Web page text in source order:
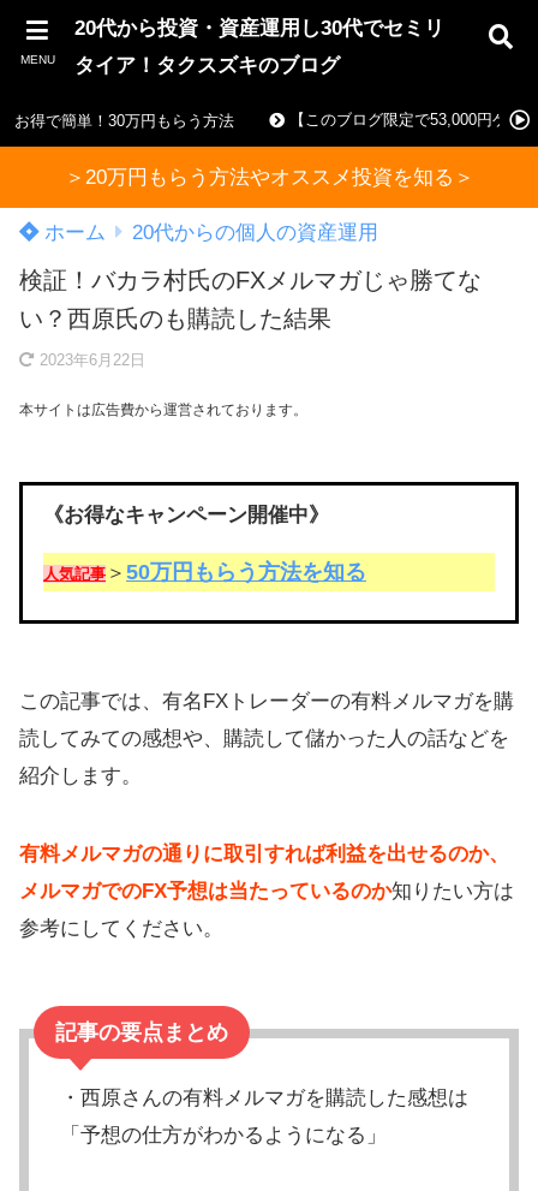
MENU
20代から投資・資産運用し30代でセミリ
タイア！タクスズキのブログ
お得で簡単！30万円もらう方法 【このブログ限定で53,000円ゲッ
＞20万円もらう方法やオススメ投資を知る＞
ホーム 20代からの個人の資産運用
検証！バカラ村氏のFXメルマガじゃ勝てな
い？西原氏のも購読した結果
2023年6月22日
本サイトは広告費から運営されております。
《お得なキャンペーン開催中》
人気記事 ＞ 50万円もらう方法を知る
この記事では、有名FXトレーダーの有料メルマガを購
読してみての感想や、購読して儲かった人の話などを
紹介します。
有料メルマガの通りに取引すれば利益を出せるのか、
メルマガでのFX予想は当たっているのか知りたい方は
参考にしてください。
記事の要点まとめ
・西原さんの有料メルマガを購読した感想は
「予想の仕方がわかるようになる」